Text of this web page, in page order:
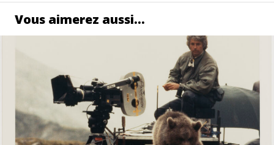
Vous aimerez aussi…